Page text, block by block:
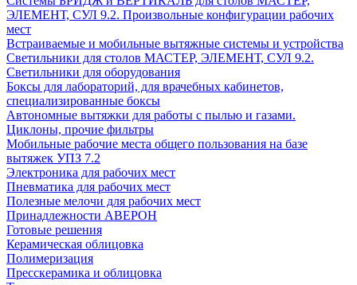
ЭЛЕМЕНТ, СУЛ 9.2. Произвольные конфигурации рабочих
мест
Встраиваемые и мобильные вытяжные системы и устройства
Светильники для столов МАСТЕР, ЭЛЕМЕНТ, СУЛ 9.2.
Светильники для оборудования
Боксы для лабораторий, для врачебных кабинетов,
специализированные боксы
Автономные вытяжки для работы с пылью и газами.
Циклоны, прочие фильтры
Мобильные рабочие места общего пользования на базе
вытяжек УПЗ 7.2
Электроника для рабочих мест
Пневматика для рабочих мест
Полезные мелочи для рабочих мест
Принадлежности АВЕРОН
Готовые решения
Керамическая облицовка
Полимеризация
Пресскерамика и облицовка